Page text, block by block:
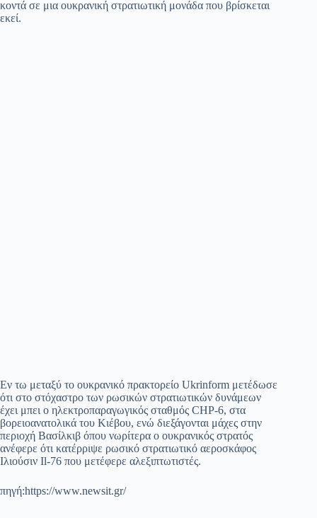
κοντά σε μια ουκρανική στρατιωτική μονάδα που βρίσκεται
εκεί.
Εν τω μεταξύ το ουκρανικό πρακτορείο Ukrinform μετέδωσε
ότι στο στόχαστρο των ρωσικών στρατιωτικών δυνάμεων
έχει μπει ο ηλεκτροπαραγωγικός σταθμός CHP-6, στα
βορειοανατολικά του Κιέβου, ενώ διεξάγονται μάχες στην
περιοχή Βασίλκιβ όπου νωρίτερα ο ουκρανικός στρατός
ανέφερε ότι κατέρριψε ρωσικό στρατιωτικό αεροσκάφος
Ιλιούσιν Il-76 που μετέφερε αλεξιπτωτιστές.
πηγή:https://www.newsit.gr/